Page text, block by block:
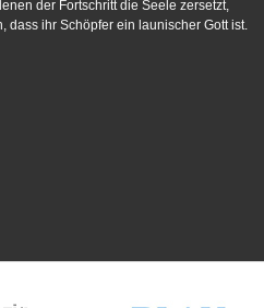
der Fortschritt die Seele zersetzt,
dass ihr Schöpfer ein launischer Gott ist.